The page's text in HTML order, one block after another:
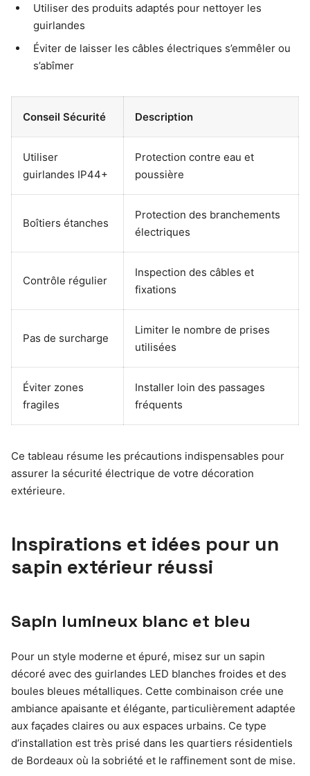
Utiliser des produits adaptés pour nettoyer les
guirlandes
Éviter de laisser les câbles électriques s’emmêler ou
s’abîmer
Conseil Sécurité Description
Utiliser
guirlandes IP44+
Protection contre eau et
poussière
Boîtiers étanches
Protection des branchements
électriques
Contrôle régulier
Inspection des câbles et
fixations
Pas de surcharge
Limiter le nombre de prises
utilisées
Éviter zones
fragiles
Installer loin des passages
fréquents
Ce tableau résume les précautions indispensables pour
assurer la sécurité électrique de votre décoration
extérieure.
Inspirations et idées pour un
sapin extérieur réussi
Sapin lumineux blanc et bleu
Pour un style moderne et épuré, misez sur un sapin
décoré avec des guirlandes LED blanches froides et des
boules bleues métalliques. Cette combinaison crée une
ambiance apaisante et élégante, particulièrement adaptée
aux façades claires ou aux espaces urbains. Ce type
d’installation est très prisé dans les quartiers résidentiels
de Bordeaux où la sobriété et le raffinement sont de mise.